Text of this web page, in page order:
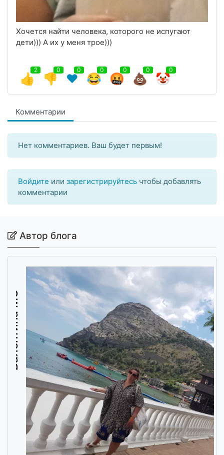
Хочется найти человека, которого не испугают
дети))) А их у меня трое)))
👍
2
👎
0
❤️
0
😂
0
🤬
0
💩
0
🤡
0
Комментарии
Нет комментариев. Ваш будет первым!
Войдите или зарегистрируйтесь чтобы добавлять
комментарии
Автор блога
Валентина МО